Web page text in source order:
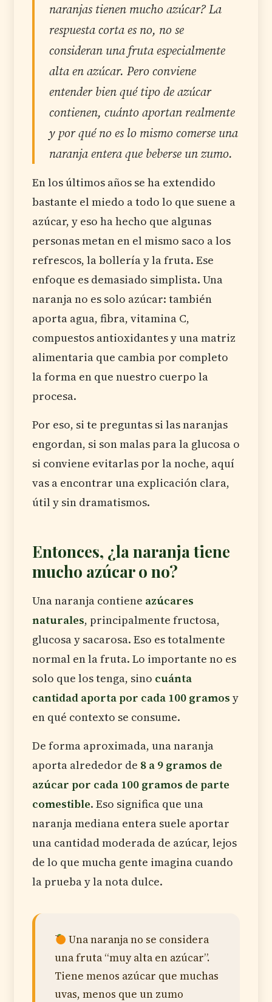
naranjas tienen mucho azúcar? La
respuesta corta es no, no se
consideran una fruta especialmente
alta en azúcar. Pero conviene
entender bien qué tipo de azúcar
contienen, cuánto aportan realmente
y por qué no es lo mismo comerse una
naranja entera que beberse un zumo.
En los últimos años se ha extendido
bastante el miedo a todo lo que suene a
azúcar, y eso ha hecho que algunas
personas metan en el mismo saco a los
refrescos, la bollería y la fruta. Ese
enfoque es demasiado simplista. Una
naranja no es solo azúcar: también
aporta agua, fibra, vitamina C,
compuestos antioxidantes y una matriz
alimentaria que cambia por completo
la forma en que nuestro cuerpo la
procesa.
Por eso, si te preguntas si las naranjas
engordan, si son malas para la glucosa o
si conviene evitarlas por la noche, aquí
vas a encontrar una explicación clara,
útil y sin dramatismos.
Entonces, ¿la naranja tiene
mucho azúcar o no?
Una naranja contiene azúcares
naturales, principalmente fructosa,
glucosa y sacarosa. Eso es totalmente
normal en la fruta. Lo importante no es
solo que los tenga, sino cuánta
cantidad aporta por cada 100 gramos y
en qué contexto se consume.
De forma aproximada, una naranja
aporta alrededor de 8 a 9 gramos de
azúcar por cada 100 gramos de parte
comestible. Eso significa que una
naranja mediana entera suele aportar
una cantidad moderada de azúcar, lejos
de lo que mucha gente imagina cuando
la prueba y la nota dulce.
Una naranja no se considera
una fruta “muy alta en azúcar”.
Tiene menos azúcar que muchas
uvas, menos que un zumo